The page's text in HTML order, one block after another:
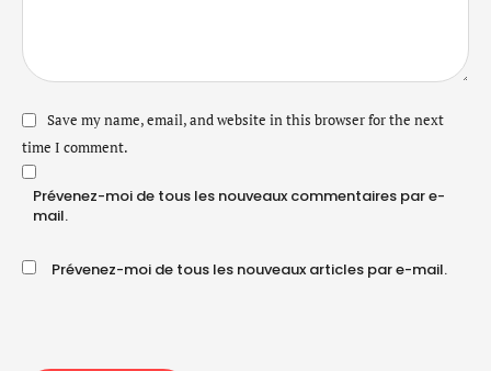
Save my name, email, and website in this browser for the next
time I comment.
Prévenez-moi de tous les nouveaux commentaires par e-
mail.
Prévenez-moi de tous les nouveaux articles par e-mail.